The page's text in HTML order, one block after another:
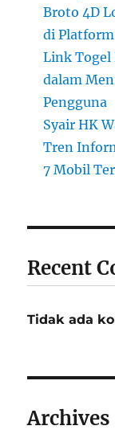
Broto 4D
di
Link Togel
dalam
Pengguna
Syair HK
Tren
7 Mobil
Recent
Tidak ada
Archives